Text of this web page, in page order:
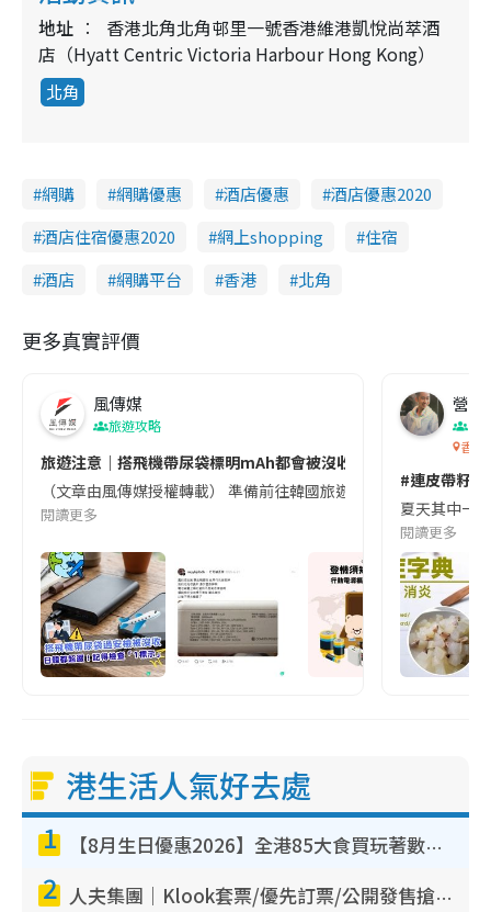
地址
香港北角北角邨里一號香港維港凱悅尚萃酒
店（Hyatt Centric Victoria Harbour Hong Kong）
北角
網購 網購優惠 酒店優惠
酒店優惠2020
酒店住宿優惠2020
網上shopping
住宿
酒店
網購平台 香港 北角
更多真實評價
風傳媒
旅遊攻略
旅遊注意｜搭飛機帶尿袋標明mAh都會被沒收😱出發前切記檢查
（文章由風傳媒授權轉載） 準備前往韓國旅遊的民眾，近期要
閱讀更多
營養
香港
#連皮帶籽
夏天其中一
閱讀更多
港生活人氣好去處
1 【8月生日優惠2026】全港85大食買玩著數攻略 自助餐/火鍋放題同行免費＋誠品/DONKI送現金券
2 人夫集團｜Klook套票/優先訂票/公開發售搶飛攻略！附票價.購票連結.場地座位表